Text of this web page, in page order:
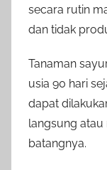
secara rutin
dan tidak
Tanaman
usia 90 hari
dapat
langsung
batangnya.